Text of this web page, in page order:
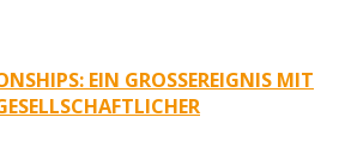
EIN GROSSEREIGNIS MIT S
S